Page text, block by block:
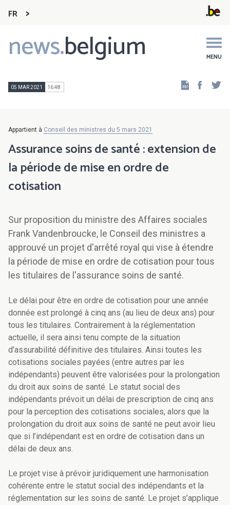
FR
news.belgium MENU
Main
navigation
05 MAR 2021 16:48
Appartient à Conseil des ministres du 5 mars 2021
Assurance soins de santé : extension de
la période de mise en ordre de
cotisation
Sur proposition du ministre des Affaires sociales
Frank Vandenbroucke, le Conseil des ministres a
approuvé un projet d'arrêté royal qui vise à étendre
la période de mise en ordre de cotisation pour tous
les titulaires de l'assurance soins de santé.
Le délai pour être en ordre de cotisation pour une année
donnée est prolongé à cinq ans (au lieu de deux ans) pour
tous les titulaires. Contrairement à la réglementation
actuelle, il sera ainsi tenu compte de la situation
d’assurabilité définitive des titulaires. Ainsi toutes les
cotisations sociales payées (entre autres par les
indépendants) peuvent être valorisées pour la prolongation
du droit aux soins de santé. Le statut social des
indépendants prévoit un délai de prescription de cinq ans
pour la perception des cotisations sociales, alors que la
prolongation du droit aux soins de santé ne peut avoir lieu
que si l’indépendant est en ordre de cotisation dans un
délai de deux ans.
Le projet vise à prévoir juridiquement une harmonisation
cohérente entre le statut social des indépendants et la
réglementation sur les soins de santé. Le projet s’applique